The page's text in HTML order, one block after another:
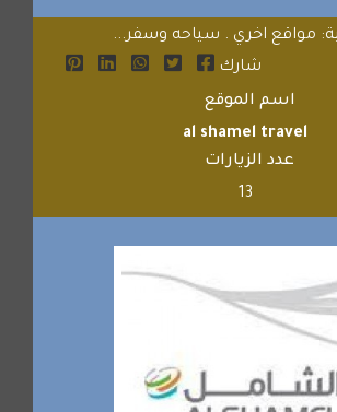
مواقع اخري . سياحه وسفر...
شارك
اسم الموقع
al shamel travel
عدد الزيارات
13